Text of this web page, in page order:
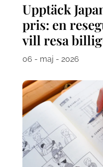
Upptäck
pris: en
vill resa
06 - maj - 2026